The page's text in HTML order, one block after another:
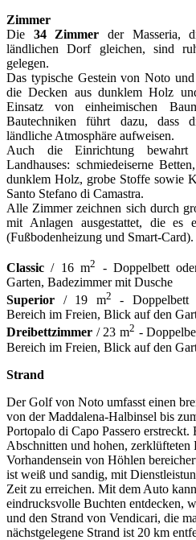
Zimmer
Die 34 Zimmer der Masseria,
ländlichen Dorf gleichen, sind
gelegen.
Das typische Gestein von Noto
die Decken aus dunklem Holz
Einsatz von einheimischen
Bautechniken führt dazu, dass
ländliche Atmosphäre aufweisen.
Auch die Einrichtung
Landhauses: schmiedeiserne
dunklem Holz, grobe Stoffe sowie
Santo Stefano di Camastra.
Alle Zimmer zeichnen sich durch
mit Anlagen ausgestattet, die es
(Fußbodenheizung und Smart-Card).
Classic / 16 m2
- Doppelbett
Garten, Badezimmer mit Dusche
Superior / 19 m2 - Doppelbett
Bereich im Freien, Blick auf den
Dreibettzimmer / 23 m2 -
Bereich im Freien, Blick auf den
Strand
Der Golf von Noto umfasst einen
von der Maddalena-Halbinsel bis
Portopalo di Capo Passero
Abschnitten und hohen,
Vorhandensein von Höhlen
ist weiß und sandig, mit
Zeit zu erreichen. Mit dem Auto
eindrucksvolle Buchten entdecken,
und den Strand von Vendicari, die
nächstgelegene Strand ist 20 km